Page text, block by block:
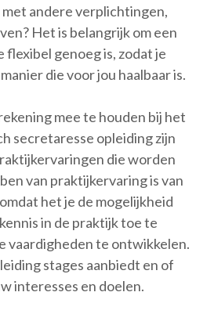
andere verplichtingen,
Het is belangrijk om een
flexibel genoeg is, zodat je
die voor jou haalbaar is.
mee te houden bij het
secretaresse opleiding zijn
die worden
van praktijkervaring is van
het je de mogelijkheid
in de praktijk toe te
vaardigheden te ontwikkelen.
stages aanbiedt en of
interesses en doelen.